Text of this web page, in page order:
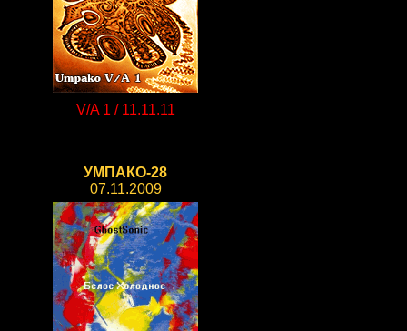
V/A 1 / 11.11.11
УМПАКО-28
07.11.2009